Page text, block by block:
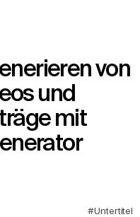
und
mit
#Untertitel